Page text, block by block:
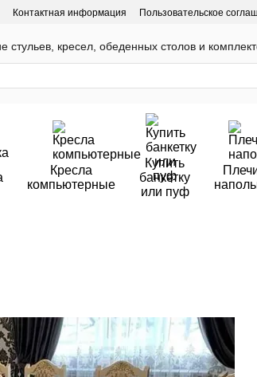
Контактная информация Пользовательское
стульев, кресел, обеденных столов и
Кресла
компьютерные
Купить
банкетку
или пуф